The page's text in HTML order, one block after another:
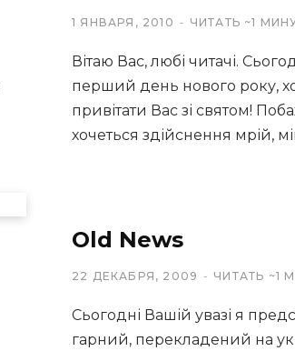
1 ЯНВАРЯ, 2010 ЧИТАТЬ ~1
Вітаю Вас, любі читачі.
перший день нового року,
привітати Вас зі святом!
хочеться здійснення мрій,
Old News
22 ДЕКАБРЯ, 2009 ЧИТАТЬ ~1
Сьогодні Вашій увазі я
гарний, перекладений на